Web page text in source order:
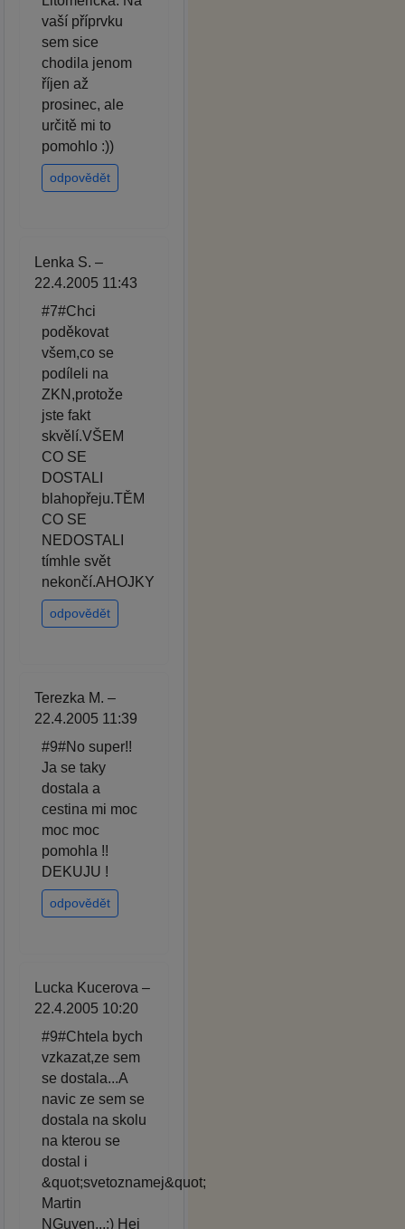
vaší příprvku
sem sice
chodila jenom
říjen až
prosinec, ale
určitě mi to
pomohlo :))
odpovědět
Lenka S. –
22.4.2005 11:43
#7#Chci
poděkovat
všem,co se
podíleli na
ZKN,protože
jste fakt
skvělí.VŠEM
CO SE
DOSTALI
blahopřeju.TĚM
CO SE
NEDOSTALI
tímhle svět
nekončí.AHOJKY
odpovědět
Terezka M. –
22.4.2005 11:39
#9#No super!!
Ja se taky
dostala a
cestina mi moc
moc moc
pomohla !!
DEKUJU !
odpovědět
Lucka Kucerova –
22.4.2005 10:20
#9#Chtela bych
vzkazat,ze sem
se dostala...A
navic ze sem se
dostala na skolu
na kterou se
dostal i
&quot;svetoznamej&quot;
Martin
NGuyen...:) Hej